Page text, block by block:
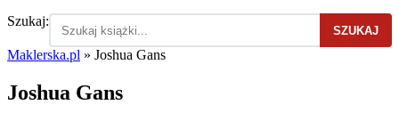
Szukaj:
SZUKAJ
Maklerska.pl » Joshua Gans
Joshua Gans